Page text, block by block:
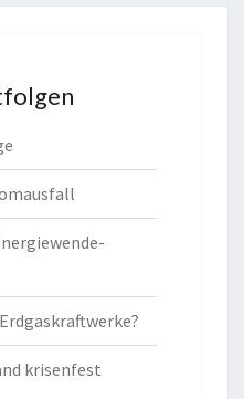
krisenfest